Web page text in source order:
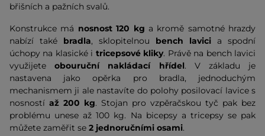
břišních a pažních svalů.
Konstrukce má nosnost 120 kg a kromě samotné hrazdy
nabízí také bradla, sklopitelnou bench lavici a spodní
úchopy na klasické i tricepsové kliky. Právě na bench lavici
využijeteobouruční nakládací hřídel. V základu je
nastavena jako opěrka pro bradla, jednoduchým
mechanismem ji ale nastavíte do polohy posilovací lavice s
nosností až 200 kg. Stojan pro vzpěračskou tyč pak bez
problému unese až 100 kg. Na bicepsy a tricepsy se pak
můžete zaměřit se 2 jednoručními osami.